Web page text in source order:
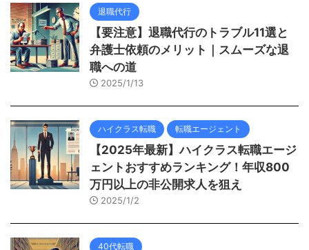
退職代行
【要注意】退職代行のトラブル11選と
弁護士依頼のメリット｜スムーズな退
職への道
2025/1/13
ハイクラス転職 転職エージェント
【2025年最新】ハイクラス転職エージ
ェントおすすめランキング！年収800
万円以上の非公開求人を狙え
2025/1/2
40代転職